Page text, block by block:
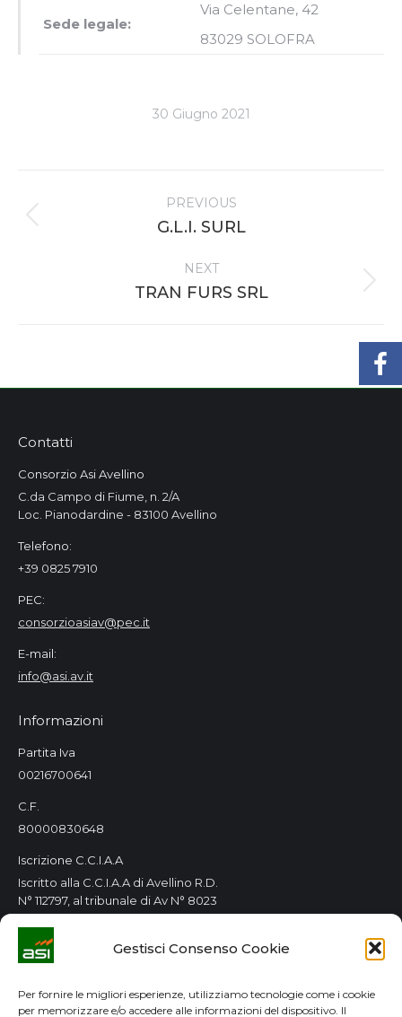
Gestisci Consenso Cookie
Per fornire le migliori esperienze, utilizziamo tecnologie come i cookie
per memorizzare e/o accedere alle informazioni del dispositivo. Il
Sede legale:
Via Celentane, 42
83029 SOLOFRA
30 Giugno 2021
navigation
PREVIOUS
Previous
G.L.I. SURL
NEXT
Next
TRAN FURS SRL
Contatti
Consorzio Asi Avellino
C.da Campo di Fiume, n. 2/A
Loc. Pianodardine - 83100 Avellino
Telefono:
+39 0825 7910
PEC:
consorzioasiav@pec.it
E-mail:
info@asi.av.it
Informazioni
Partita Iva
00216700641
C.F.
80000830648
Iscrizione C.C.I.A.A
Iscritto alla C.C.I.A.A di Avellino R.D.
N° 112797, al tribunale di Av N° 8023
Orari Consorzio
Tutti i giorni 8.00 / 14.00